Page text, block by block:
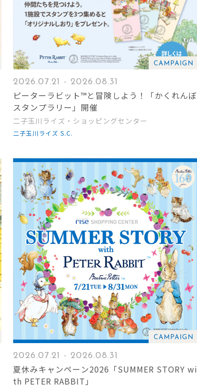
CAMPAIGN
2026.07.21 - 2026.08.31
ピーターラビット™と冒険しよう！「かくれんぼ
スタンプラリー」開催
二子玉川ライズ・ショッピングセンター
二子玉川ライズ S.C.
CAMPAIGN
2026.07.21 - 2026.08.31
夏休みキャンペーン2026「SUMMER STORY wi
th PETER RABBIT」